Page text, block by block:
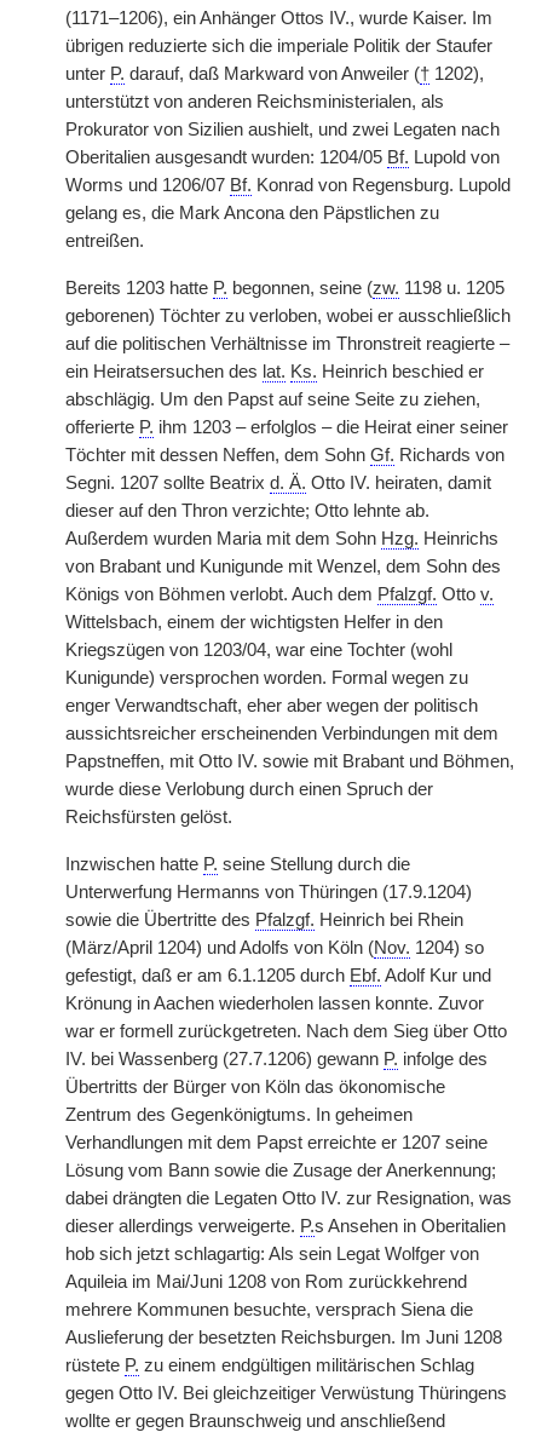
(1171–1206), ein Anhänger Ottos IV., wurde Kaiser. Im
übrigen reduzierte sich die imperiale Politik der Staufer
unter P. darauf, daß Markward von Anweiler († 1202),
unterstützt von anderen Reichsministerialen, als
Prokurator von Sizilien aushielt, und zwei Legaten nach
Oberitalien ausgesandt wurden: 1204/05 Bf. Lupold von
Worms und 1206/07 Bf. Konrad von Regensburg. Lupold
gelang es, die Mark Ancona den Päpstlichen zu
entreißen.
Bereits 1203 hatte P. begonnen, seine (zw. 1198 u. 1205
geborenen) Töchter zu verloben, wobei er ausschließlich
auf die politischen Verhältnisse im Thronstreit reagierte –
ein Heiratsersuchen des lat. Ks. Heinrich beschied er
abschlägig. Um den Papst auf seine Seite zu ziehen,
offerierte P. ihm 1203 – erfolglos – die Heirat einer seiner
Töchter mit dessen Neffen, dem Sohn Gf. Richards von
Segni. 1207 sollte Beatrix d. Ä. Otto IV. heiraten, damit
dieser auf den Thron verzichte; Otto lehnte ab.
Außerdem wurden Maria mit dem Sohn Hzg. Heinrichs
von Brabant und Kunigunde mit Wenzel, dem Sohn des
Königs von Böhmen verlobt. Auch dem Pfalzgf. Otto v.
Wittelsbach, einem der wichtigsten Helfer in den
Kriegszügen von 1203/04, war eine Tochter (wohl
Kunigunde) versprochen worden. Formal wegen zu
enger Verwandtschaft, eher aber wegen der politisch
aussichtsreicher erscheinenden Verbindungen mit dem
Papstneffen, mit Otto IV. sowie mit Brabant und Böhmen,
wurde diese Verlobung durch einen Spruch der
Reichsfürsten gelöst.
Inzwischen hatte P. seine Stellung durch die
Unterwerfung Hermanns von Thüringen (17.9.1204)
sowie die Übertritte des Pfalzgf. Heinrich bei Rhein
(März/April 1204) und Adolfs von Köln (Nov. 1204) so
gefestigt, daß er am 6.1.1205 durch Ebf. Adolf Kur und
Krönung in Aachen wiederholen lassen konnte. Zuvor
war er formell zurückgetreten. Nach dem Sieg über Otto
IV. bei Wassenberg (27.7.1206) gewann P. infolge des
Übertritts der Bürger von Köln das ökonomische
Zentrum des Gegenkönigtums. In geheimen
Verhandlungen mit dem Papst erreichte er 1207 seine
Lösung vom Bann sowie die Zusage der Anerkennung;
dabei drängten die Legaten Otto IV. zur Resignation, was
dieser allerdings verweigerte. P.s Ansehen in Oberitalien
hob sich jetzt schlagartig: Als sein Legat Wolfger von
Aquileia im Mai/Juni 1208 von Rom zurückkehrend
mehrere Kommunen besuchte, versprach Siena die
Auslieferung der besetzten Reichsburgen. Im Juni 1208
rüstete P. zu einem endgültigen militärischen Schlag
gegen Otto IV. Bei gleichzeitiger Verwüstung Thüringens
wollte er gegen Braunschweig und anschließend